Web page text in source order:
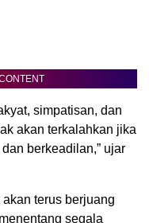
simpatisan, dan
akan terkalahkan jika
berkeadilan,” ujar
terus berjuang
segala